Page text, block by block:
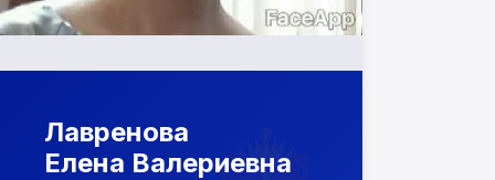
Лавренова
Елена Валериевна